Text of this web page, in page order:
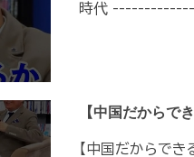
時代
【中国だからで
【中国だからで